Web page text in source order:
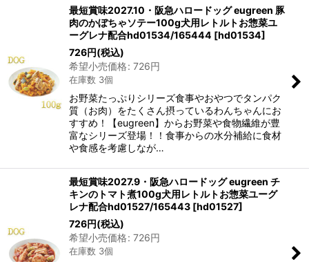
最短賞味2027.10・阪急ハロードッグ eugreen 豚
肉のかぼちゃソテー100g犬用レトルトお惣菜ユ
ーグレナ配合hd01534/165444 [hd01534]
726円(税込)
希望小売価格: 726円
在庫数 3個
お野菜たっぷりシリーズ食事やおやつでタンパク
質（お肉）をたくさん摂っているわんちゃんにお
すすめ！【eugreen】からお野菜や食物繊維が豊
富なシリーズ登場！！食事からの水分補給に食材
や食感を考慮しなが…
最短賞味2027.9・阪急ハロードッグ eugreen チ
キンのトマト煮100g犬用レトルトお惣菜ユーグ
レナ配合hd01527/165443 [hd01527]
726円(税込)
希望小売価格: 726円
在庫数 3個